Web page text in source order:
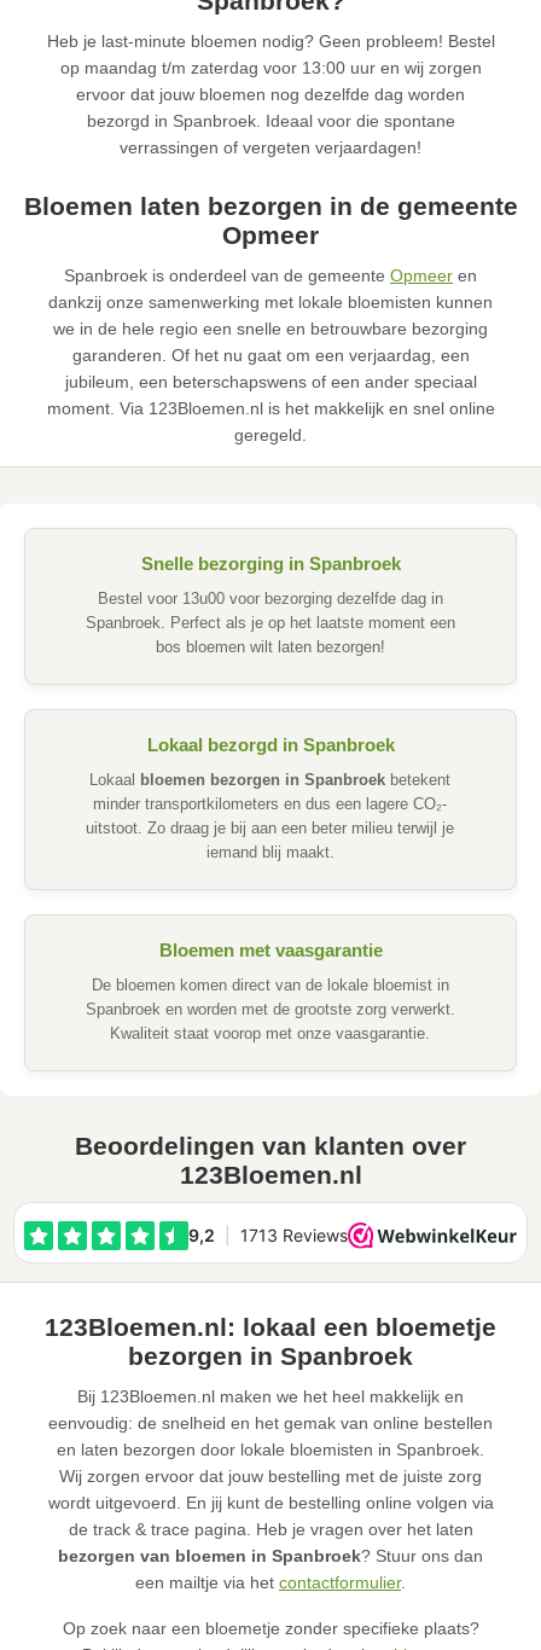
Heb je last-minute bloemen nodig? Geen probleem! Bestel
op maandag t/m zaterdag voor 13:00 uur en wij zorgen
ervoor dat jouw bloemen nog dezelfde dag worden
bezorgd in Spanbroek. Ideaal voor die spontane
verrassingen of vergeten verjaardagen!
Bloemen laten bezorgen in de gemeente
Opmeer
Spanbroek is onderdeel van de gemeente Opmeer en
dankzij onze samenwerking met lokale bloemisten kunnen
we in de hele regio een snelle en betrouwbare bezorging
garanderen. Of het nu gaat om een verjaardag, een
jubileum, een beterschapswens of een ander speciaal
moment. Via 123Bloemen.nl is het makkelijk en snel online
geregeld.
Snelle bezorging in Spanbroek
Bestel voor 13u00 voor bezorging dezelfde dag in
Spanbroek. Perfect als je op het laatste moment een
bos bloemen wilt laten bezorgen!
Lokaal bezorgd in Spanbroek
Lokaal bloemen bezorgen in Spanbroek betekent
minder transportkilometers en dus een lagere CO₂-
uitstoot. Zo draag je bij aan een beter milieu terwijl je
iemand blij maakt.
Bloemen met vaasgarantie
De bloemen komen direct van de lokale bloemist in
Spanbroek en worden met de grootste zorg verwerkt.
Kwaliteit staat voorop met onze vaasgarantie.
Beoordelingen van klanten over
123Bloemen.nl
123Bloemen.nl: lokaal een bloemetje
bezorgen in Spanbroek
Bij 123Bloemen.nl maken we het heel makkelijk en
eenvoudig: de snelheid en het gemak van online bestellen
en laten bezorgen door lokale bloemisten in Spanbroek.
Wij zorgen ervoor dat jouw bestelling met de juiste zorg
wordt uitgevoerd. En jij kunt de bestelling online volgen via
de track & trace pagina. Heb je vragen over het laten
bezorgen van bloemen in Spanbroek? Stuur ons dan
een mailtje via het contactformulier.
Op zoek naar een bloemetje zonder specifieke plaats?